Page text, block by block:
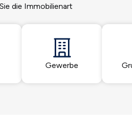
die Immobilienart
Gewerbe